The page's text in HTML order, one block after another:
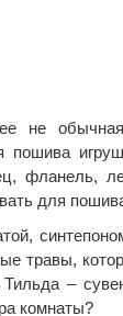
не
фланель,
для
травы,
–
комнаты?